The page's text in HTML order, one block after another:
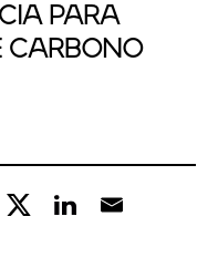
PARA
CARBONO